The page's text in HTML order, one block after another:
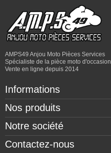
AMPS49 Anjou Moto Pièces Services
Spécialiste de la pièce moto d'occasion
Vente en ligne depuis 2014
Informations
Nos produits
Notre société
Contactez-nous